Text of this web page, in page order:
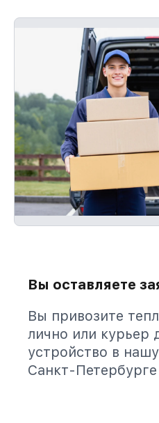
Вы оставляете
Вы привозите
лично или курьер
устройство в
Санкт-Петербурге